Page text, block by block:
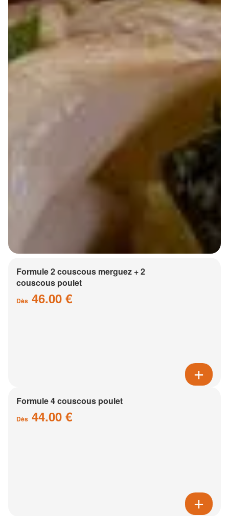
Formule 2 couscous merguez + 2
couscous poulet
Dès 46.00 €
Formule 4 couscous poulet
Dès 44.00 €